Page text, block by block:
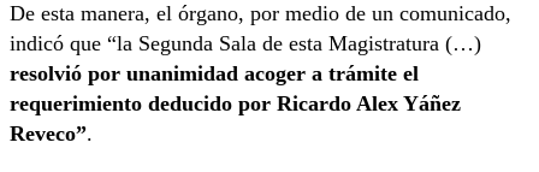
De esta manera, el órgano, por medio de un comunicado,
indicó que “la Segunda Sala de esta Magistratura (…)
resolvió por unanimidad acoger a trámite el
requerimiento deducido por Ricardo Alex Yáñez
Reveco”.